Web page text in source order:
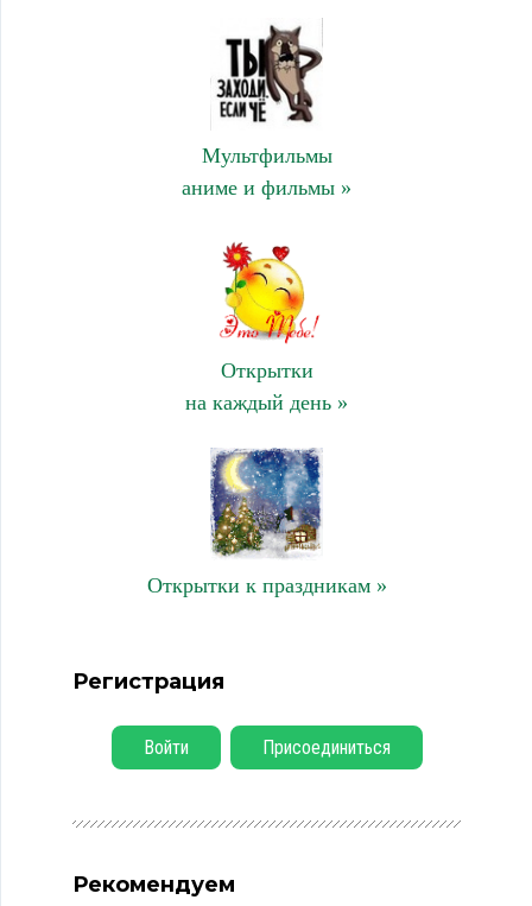
Мультфильмы
аниме и фильмы »
Открытки
на каждый день »
Открытки к праздникам »
Регистрация
Войти Присоединиться
Рекомендуем